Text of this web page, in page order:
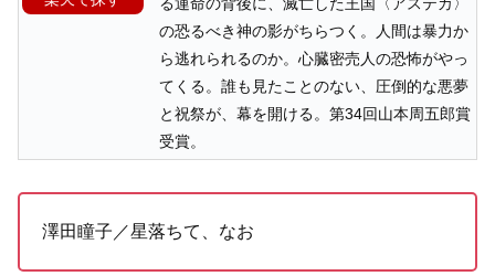
の恐るべき神の影がちらつく。人間は暴力か
ら逃れられるのか。心臓密売人の恐怖がやっ
てくる。誰も見たことのない、圧倒的な悪夢
と祝祭が、幕を開ける。第34回山本周五郎賞
受賞。
澤田瞳子／星落ちて、なお